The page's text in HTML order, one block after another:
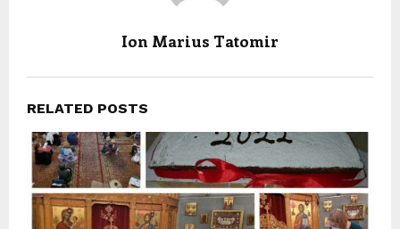
Ion Marius Tatomir
RELATED POSTS